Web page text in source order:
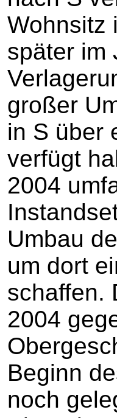
Wohnsitz
später im
großer
in S über
verfügt
2004
Umbau
um dort
schaffen.
2004
Beginn
noch